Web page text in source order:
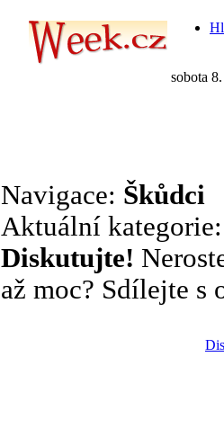
sobota
Navigace: Škůdci
Aktuální
Diskutujte!
až moc? Sdílejte s